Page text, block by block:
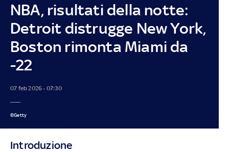
NBA, risultati della notte:
Detroit distrugge New York,
Boston rimonta Miami da
-22
07 feb 2026 - 07:30
©Getty
Introduzione